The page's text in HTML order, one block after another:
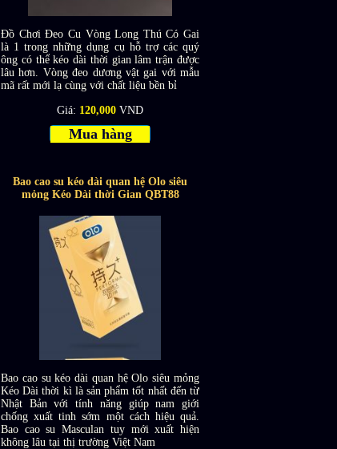
Đồ Chơi Đeo Cu Vòng Long Thú Có Gai
là 1 trong những dụng cụ hỗ trợ các quý
ông có thể kéo dài thời gian lâm trận được
lâu hơn. Vòng đeo dương vật gai với mẫu
mã rất mới lạ cùng với chất liệu bền bỉ
Giá: 120,000 VND
Mua hàng
Bao cao su kéo dài quan hệ Olo siêu
mỏng Kéo Dài thời Gian QBT88
Bao cao su kéo dài quan hệ Olo siêu mỏng
Kéo Dài thời kì là sản phẩm tốt nhất đến từ
Nhật Bản với tính năng giúp nam giới
chống xuất tinh sớm một cách hiệu quả.
Bao cao su Masculan tuy mới xuất hiện
không lâu tại thị trường Việt Nam